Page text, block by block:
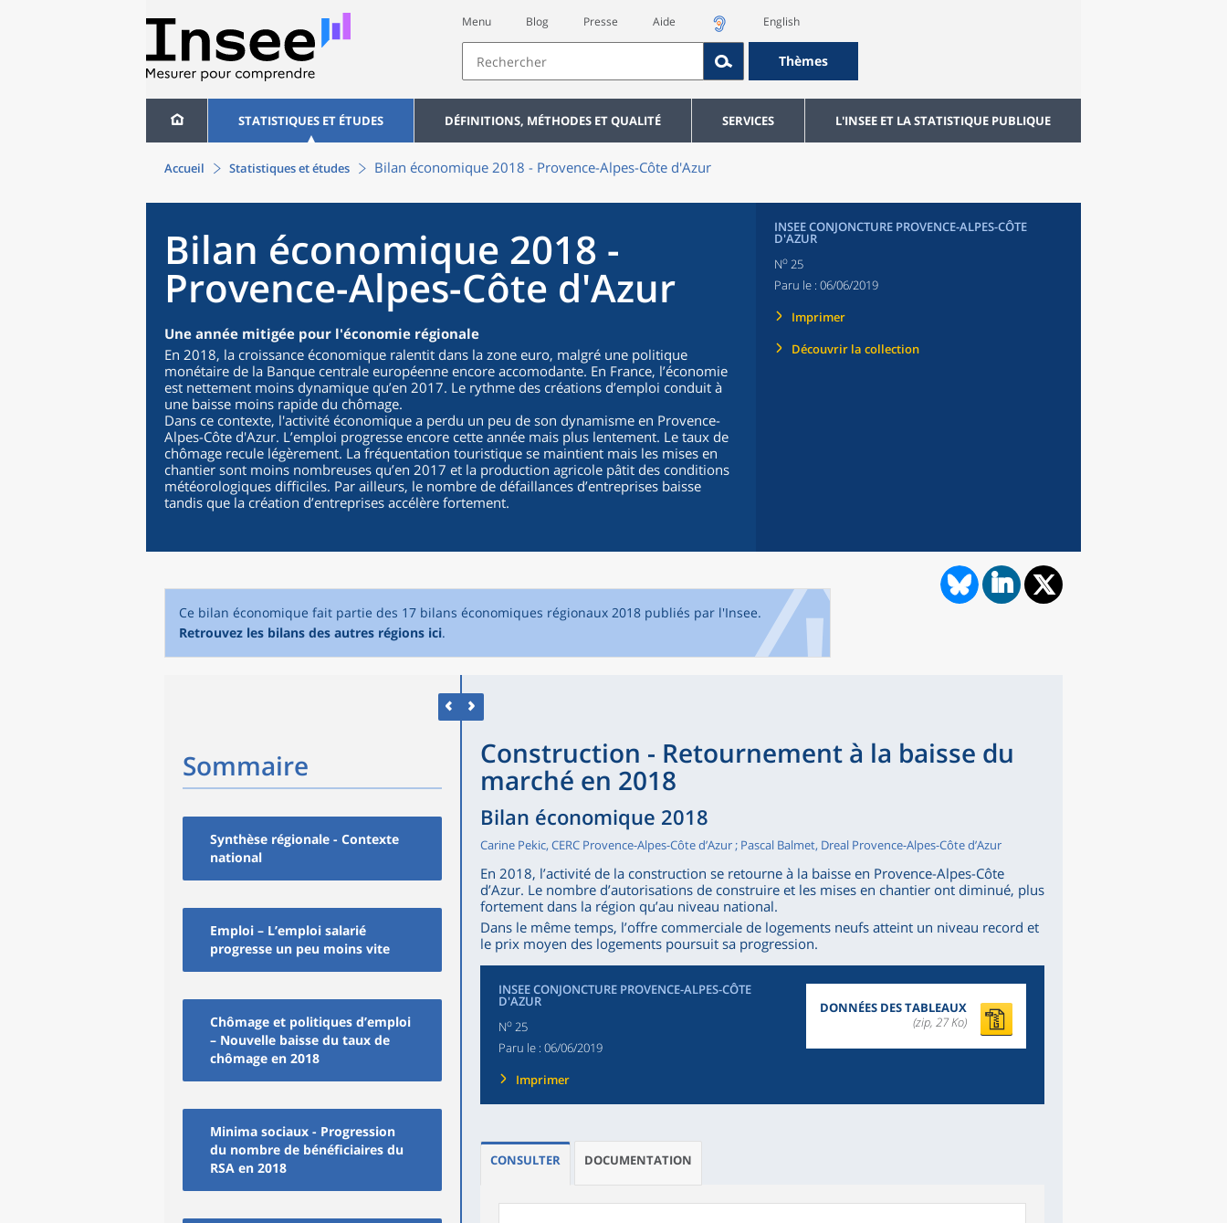
Menu Blog Presse Aide English
Thèmes
STATISTIQUES ET ÉTUDES DÉFINITIONS, MÉTHODES ET QUALITÉ SERVICES L'INSEE ET LA STATISTIQUE PUBLIQUE
Accueil Statistiques et études Bilan économique 2018 - Provence-Alpes-Côte d'Azur
Bilan économique 2018 -
Provence-Alpes-Côte d'Azur
Une année mitigée pour l'économie régionale
En 2018, la croissance économique ralentit dans la zone euro, malgré une politique
monétaire de la Banque centrale européenne encore accomodante. En France, l’économie
est nettement moins dynamique qu’en 2017. Le rythme des créations d’emploi conduit à
une baisse moins rapide du chômage.
Dans ce contexte, l'activité économique a perdu un peu de son dynamisme en Provence-
Alpes-Côte d'Azur. L’emploi progresse encore cette année mais plus lentement. Le taux de
chômage recule légèrement. La fréquentation touristique se maintient mais les mises en
chantier sont moins nombreuses qu’en 2017 et la production agricole pâtit des conditions
météorologiques difficiles. Par ailleurs, le nombre de défaillances d’entreprises baisse
tandis que la création d’entreprises accélère fortement.
INSEE CONJONCTURE PROVENCE-ALPES-CÔTE
D'AZUR
No 25
Paru le : 06/06/2019
Imprimer
Découvrir la collection
Ce bilan économique fait partie des 17 bilans économiques régionaux 2018 publiés par l'Insee.
Retrouvez les bilans des autres régions ici.
Sommaire
Synthèse régionale - Contexte
national
Emploi – L’emploi salarié
progresse un peu moins vite
Chômage et politiques d’emploi
– Nouvelle baisse du taux de
chômage en 2018
Minima sociaux - Progression
du nombre de bénéficiaires du
RSA en 2018
Construction - Retournement à la baisse du
marché en 2018
Bilan économique 2018
Carine Pekic, CERC Provence-Alpes-Côte d’Azur ; Pascal Balmet, Dreal Provence-Alpes-Côte d’Azur
En 2018, l’activité de la construction se retourne à la baisse en Provence-Alpes-Côte
d’Azur. Le nombre d’autorisations de construire et les mises en chantier ont diminué, plus
fortement dans la région qu’au niveau national.
Dans le même temps, l’offre commerciale de logements neufs atteint un niveau record et
le prix moyen des logements poursuit sa progression.
INSEE CONJONCTURE PROVENCE-ALPES-CÔTE
D'AZUR
No25
Paru le : 06/06/2019
Imprimer
DONNÉES DES TABLEAUX
(zip, 27 Ko)
CONSULTER DOCUMENTATION